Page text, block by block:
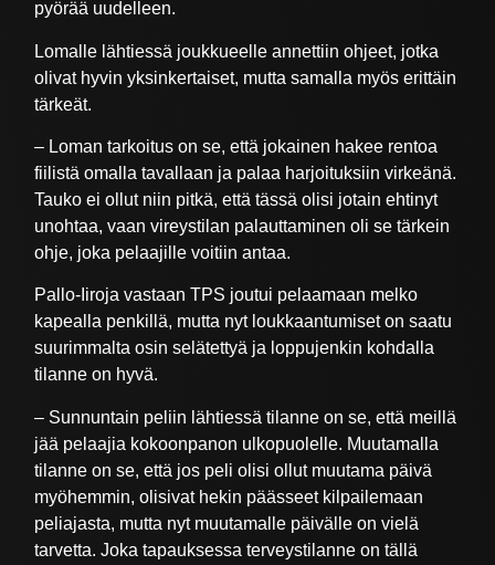
pyörää uudelleen.
Lomalle lähtiessä joukkueelle annettiin ohjeet, jotka
olivat hyvin yksinkertaiset, mutta samalla myös erittäin
tärkeät.
– Loman tarkoitus on se, että jokainen hakee rentoa
fiilistä omalla tavallaan ja palaa harjoituksiin virkeänä.
Tauko ei ollut niin pitkä, että tässä olisi jotain ehtinyt
unohtaa, vaan vireystilan palauttaminen oli se tärkein
ohje, joka pelaajille voitiin antaa.
Pallo-Iiroja vastaan TPS joutui pelaamaan melko
kapealla penkillä, mutta nyt loukkaantumiset on saatu
suurimmalta osin selätettyä ja loppujenkin kohdalla
tilanne on hyvä.
– Sunnuntain peliin lähtiessä tilanne on se, että meillä
jää pelaajia kokoonpanon ulkopuolelle. Muutamalla
tilanne on se, että jos peli olisi ollut muutama päivä
myöhemmin, olisivat hekin päässeet kilpailemaan
peliajasta, mutta nyt muutamalle päivälle on vielä
tarvetta. Joka tapauksessa terveystilanne on tällä